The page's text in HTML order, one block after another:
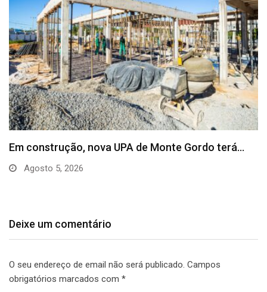
Em construção, nova UPA de Monte Gordo terá…
Agosto 5, 2026
Deixe um comentário
O seu endereço de email não será publicado. Campos
obrigatórios marcados com *